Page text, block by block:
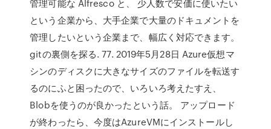
管理可能な Alfresco と、 少人数で安価に使いたい
という企業から、大手企業で大量のドキュメントを
管理したいという企業まで、幅広く対応できます。
gitの裏側を探る. 77. 2019年5月28日 Azure仮想マ
シンのディスクに大きなサイズのファイルを転送す
るのにふと困ったので、いろいろ考えたすえ、
Blobを使うのが良かったという話。 アップロード
が終わったら、今度はAzureVMにインストールし